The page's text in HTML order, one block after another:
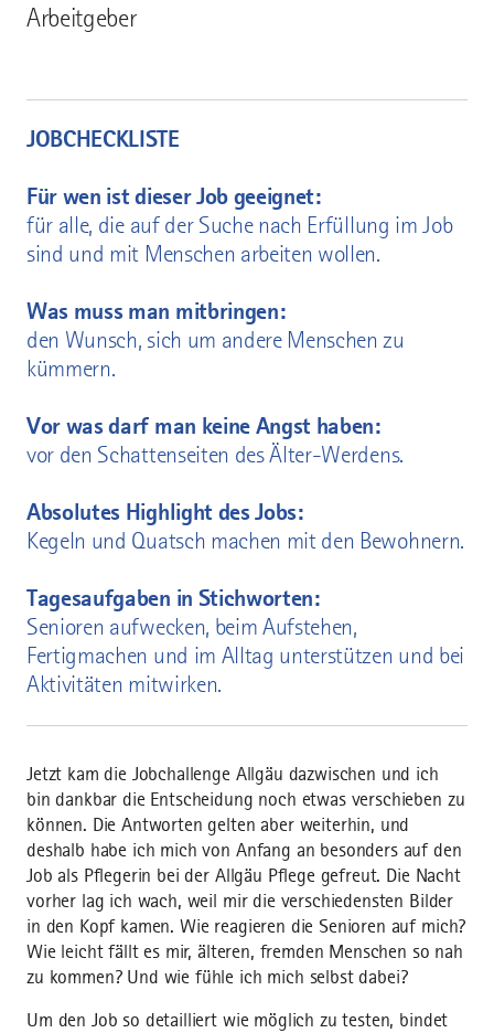
Arbeitgeber
JOBCHECKLISTE
Für wen ist dieser Job geeignet:
für alle, die auf der Suche nach Erfüllung im Job
sind und mit Menschen arbeiten wollen.
Was muss man mitbringen:
den Wunsch, sich um andere Menschen zu
kümmern.
Vor was darf man keine Angst haben:
vor den Schattenseiten des Älter-Werdens.
Absolutes Highlight des Jobs:
Kegeln und Quatsch machen mit den Bewohnern.
Tagesaufgaben in Stichworten:
Senioren aufwecken, beim Aufstehen,
Fertigmachen und im Alltag unterstützen und bei
Aktivitäten mitwirken.
Jetzt kam die Jobchallenge Allgäu dazwischen und ich
bin dankbar die Entscheidung noch etwas verschieben zu
können. Die Antworten gelten aber weiterhin, und
deshalb habe ich mich von Anfang an besonders auf den
Job als Pflegerin bei der Allgäu Pflege gefreut. Die Nacht
vorher lag ich wach, weil mir die verschiedensten Bilder
in den Kopf kamen. Wie reagieren die Senioren auf mich?
Wie leicht fällt es mir, älteren, fremden Menschen so nah
zu kommen? Und wie fühle ich mich selbst dabei?
Um den Job so detailliert wie möglich zu testen, bindet